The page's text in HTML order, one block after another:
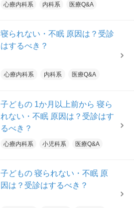
心療内科系 内科系 医療Q&A
寝られない・不眠 原因は？受診
はするべき？
心療内科系 内科系 医療Q&A
子どもの 1か月以上前から 寝ら
れない・不眠 原因は？受診はす
るべき？
心療内科系 小児科系 医療Q&A
子どもの 寝られない・不眠 原
因は？受診はするべき？